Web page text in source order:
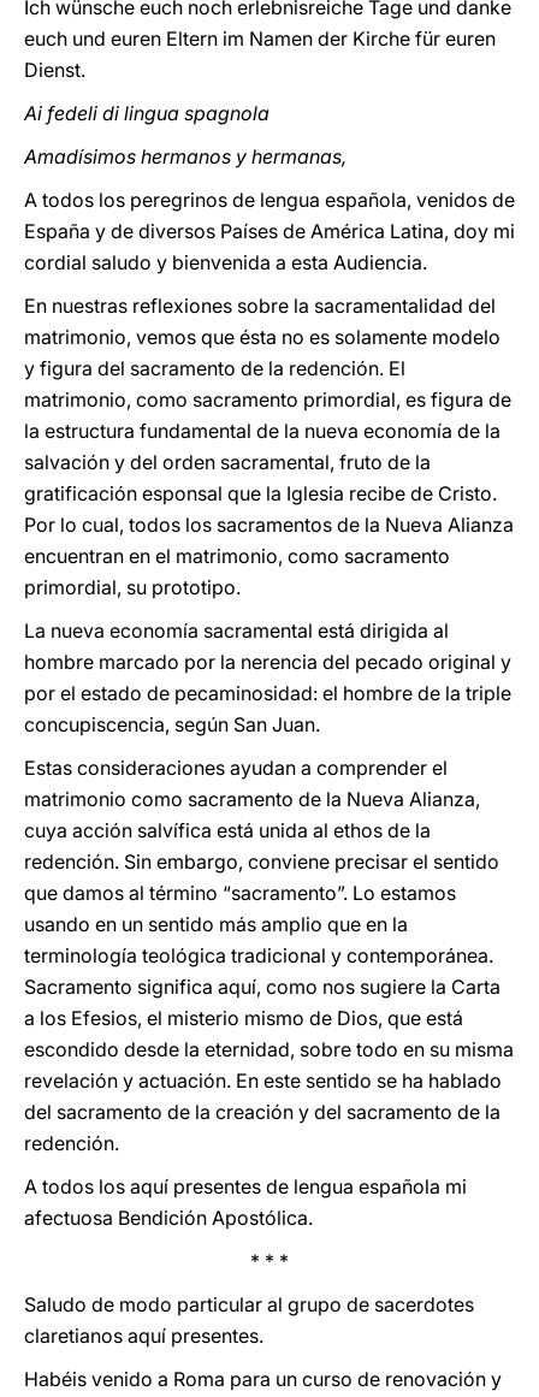
Ich wünsche euch noch erlebnisreiche Tage und danke
euch und euren Eltern im Namen der Kirche für euren
Dienst.
Ai fedeli di lingua spagnola
Amadísimos hermanos y hermanas,
A todos los peregrinos de lengua española, venidos de
España y de diversos Países de América Latina, doy mi
cordial saludo y bienvenida a esta Audiencia.
En nuestras reflexiones sobre la sacramentalidad del
matrimonio, vemos que ésta no es solamente modelo
y figura del sacramento de la redención. El
matrimonio, como sacramento primordial, es figura de
la estructura fundamental de la nueva economía de la
salvación y del orden sacramental, fruto de la
gratificación esponsal que la Iglesia recibe de Cristo.
Por lo cual, todos los sacramentos de la Nueva Alianza
encuentran en el matrimonio, como sacramento
primordial, su prototipo.
La nueva economía sacramental está dirigida al
hombre marcado por la nerencia del pecado original y
por el estado de pecaminosidad: el hombre de la triple
concupiscencia, según San Juan.
Estas consideraciones ayudan a comprender el
matrimonio como sacramento de la Nueva Alianza,
cuya acción salvífica está unida al ethos de la
redención. Sin embargo, conviene precisar el sentido
que damos al término “sacramento”. Lo estamos
usando en un sentido más amplio que en la
terminología teológica tradicional y contemporánea.
Sacramento significa aquí, como nos sugiere la Carta
a los Efesios, el misterio mismo de Dios, que está
escondido desde la eternidad, sobre todo en su misma
revelación y actuación. En este sentido se ha hablado
del sacramento de la creación y del sacramento de la
redención.
A todos los aquí presentes de lengua española mi
afectuosa Bendición Apostólica.
* * *
Saludo de modo particular al grupo de sacerdotes
claretianos aquí presentes.
Habéis venido a Roma para un curso de renovación y